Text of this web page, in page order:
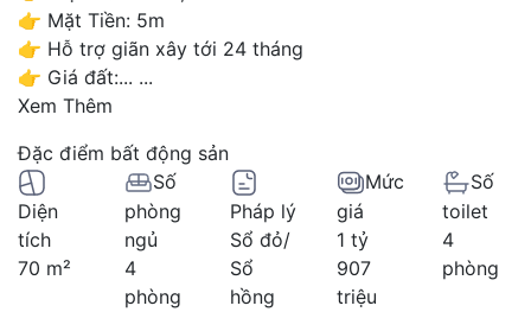
👉 Mặt Tiền: 5m
👉 Hỗ trợ giãn xây tới 24 tháng
👉 Giá đất:... ...
Xem Thêm
Đặc điểm bất động sản
Diện
tích
70 m²
Số
phòng
ngủ
4
phòng
Pháp lý
Sổ đỏ/
Sổ
hồng
Mức
giá
1 tỷ
907
triệu
Số
toilet
4
phòng